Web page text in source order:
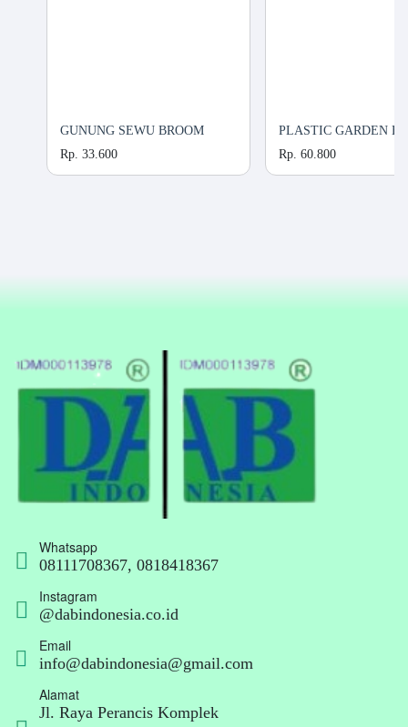
GUNUNG SEWU BROOM
Rp. 33.600
PLASTIC GARDEN
Rp. 60.800
Whatsapp
08111708367, 0818418367
Instagram
@dabindonesia.co.id
Email
info@dabindonesia@gmail.com
Alamat
Jl. Raya Perancis Komplek